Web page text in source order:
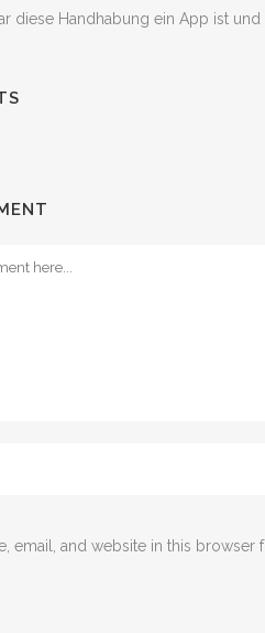
diese Handhabung ein App ist
email, and website in this browser